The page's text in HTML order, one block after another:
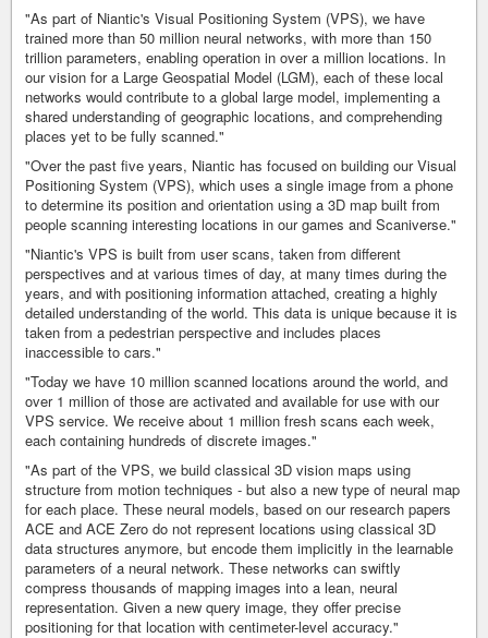
"As part of Niantic's Visual Positioning System (VPS), we have
trained more than 50 million neural networks, with more than 150
trillion parameters, enabling operation in over a million locations. In
our vision for a Large Geospatial Model (LGM), each of these local
networks would contribute to a global large model, implementing a
shared understanding of geographic locations, and comprehending
places yet to be fully scanned."
"Over the past five years, Niantic has focused on building our Visual
Positioning System (VPS), which uses a single image from a phone
to determine its position and orientation using a 3D map built from
people scanning interesting locations in our games and Scaniverse."
"Niantic's VPS is built from user scans, taken from different
perspectives and at various times of day, at many times during the
years, and with positioning information attached, creating a highly
detailed understanding of the world. This data is unique because it is
taken from a pedestrian perspective and includes places
inaccessible to cars."
"Today we have 10 million scanned locations around the world, and
over 1 million of those are activated and available for use with our
VPS service. We receive about 1 million fresh scans each week,
each containing hundreds of discrete images."
"As part of the VPS, we build classical 3D vision maps using
structure from motion techniques - but also a new type of neural map
for each place. These neural models, based on our research papers
ACE and ACE Zero do not represent locations using classical 3D
data structures anymore, but encode them implicitly in the learnable
parameters of a neural network. These networks can swiftly
compress thousands of mapping images into a lean, neural
representation. Given a new query image, they offer precise
positioning for that location with centimeter-level accuracy."